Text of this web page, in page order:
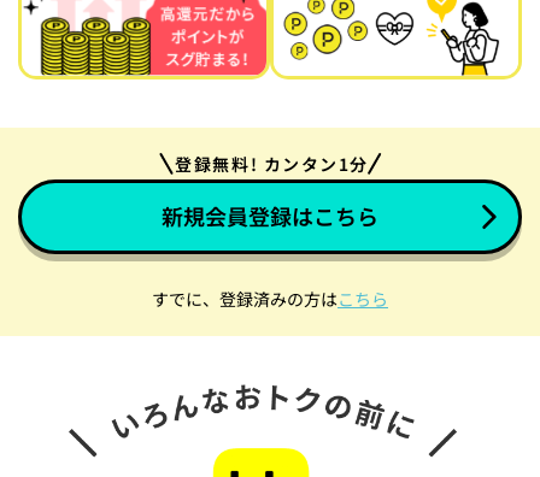
登録無料! カンタン1分
新規会員登録はこちら
すでに、登録済みの方はこちら